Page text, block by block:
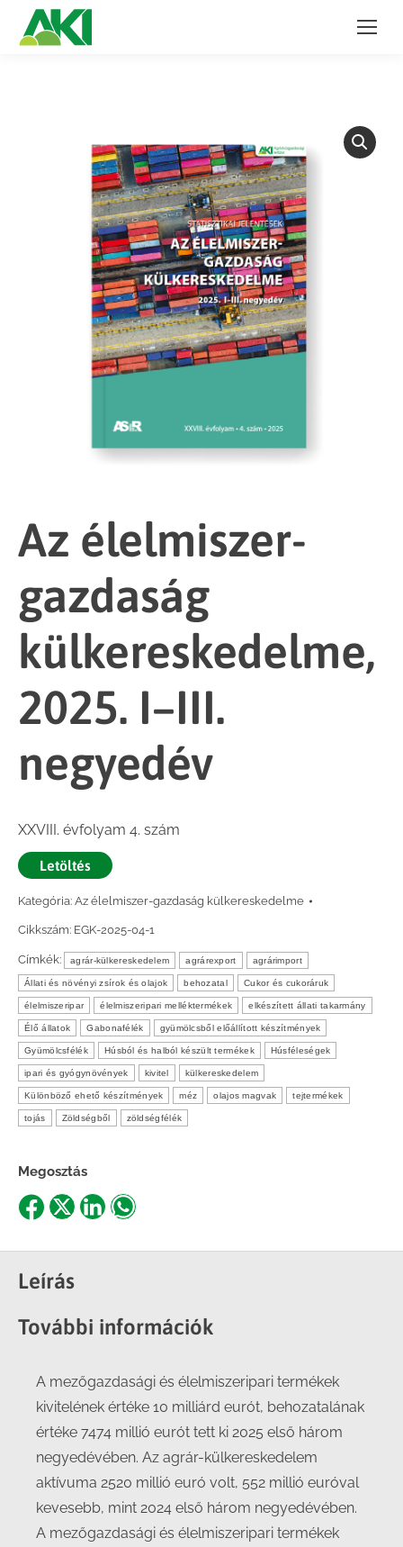
Az élelmiszer-
gazdaság
külkereskedelme,
2025. I–III.
negyedév
XXVIII. évfolyam 4. szám
Letöltés
Kategória: Az élelmiszer-gazdaság külkereskedelme
Cikkszám: EGK-2025-04-1
Címkék: agrár-külkereskedelem agrárexport agrárimport
Állati és növényi zsírok és olajok behozatal Cukor és cukoráruk
élelmiszeripar élelmiszeripari melléktermékek elkészített állati takarmány
Élő állatok Gabonafélék gyümölcsből előállított készítmények
Gyümölcsfélék Húsból és halból készült termékek Húsféleségek
ipari és gyógynövények kivitel külkereskedelem
Különböző ehető készítmények méz olajos magvak tejtermékek
tojás Zöldségből zöldségfélék
Megosztás
Share
Facebook
Share
X
ShareShare
Leírás
További információk
A mezőgazdasági és élelmiszeripari termékek
kivitelének értéke 10 milliárd eurót, behozatalának
értéke 7474 millió eurót tett ki 2025 első három
negyedévében. Az agrár-külkereskedelem
aktívuma 2520 millió euró volt, 552 millió euróval
kevesebb, mint 2024 első három negyedévében.
A mezőgazdasági és élelmiszeripari termékek